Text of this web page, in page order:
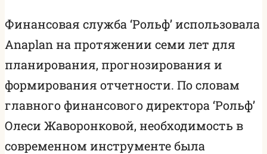
Финансовая служба ‘Рольф’ использовала
Anaplan на протяжении семи лет для
планирования, прогнозирования и
формирования отчетности. По словам
главного финансового директора ‘Рольф’
Олеси Жаворонковой, необходимость в
современном инструменте была